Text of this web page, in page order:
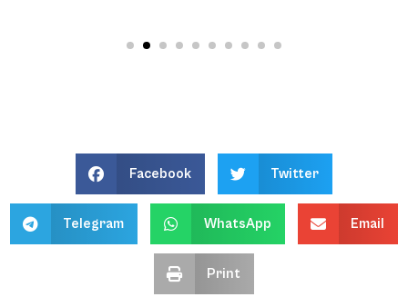
Facebook Twitter
Telegram WhatsApp Email
Print